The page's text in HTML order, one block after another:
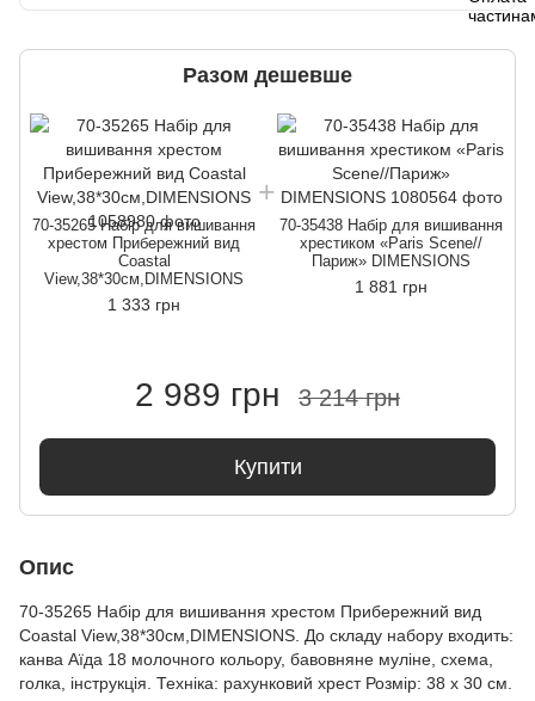
Разом дешевше
70-35265 Набір для вишивання
хрестом Прибережний вид
Coastal
View,38*30см,DIMENSIONS
1 333 грн
70-35438 Набір для вишивання
хрестиком «Paris Scene//
Париж» DIMENSIONS
1 881 грн
2 989 грн 3 214 грн
Купити
Опис
70-35265 Набір для вишивання хрестом Прибережний вид
Coastal View,38*30см,DIMENSIONS. До складу набору входить:
канва Аїда 18 молочного кольору, бавовняне муліне, схема,
голка, інструкція. Техніка: рахунковий хрест Розмір: 38 х 30 см.